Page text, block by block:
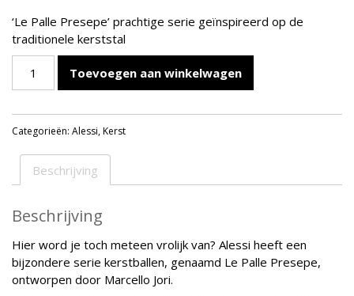
‘Le Palle Presepe’ prachtige serie geïnspireerd op de
traditionele kerststal
Kerstbal
aantal
Toevoegen aan winkelwagen
Categorieën: Alessi,Kerst
Beschrijving
Beschrijving
Hier word je toch meteen vrolijk van? Alessi heeft een
bijzondere serie kerstballen, genaamd Le Palle Presepe,
ontworpen door Marcello Jori.